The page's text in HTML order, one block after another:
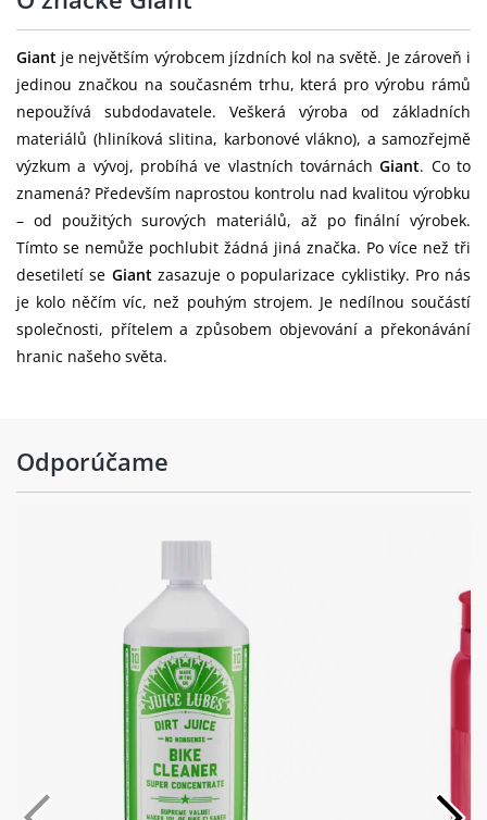
kotouče:
[R]140mm
Kazeta: SRAM Rival, 12-speed, 10x36
SRAM Rival D1
Kliky:
SRAM Rival, 33/46 XS:170mm, S:170mm,
M:172.5mm, M/L:172.5mm, L:175mm,
XL:175mm
Středové
složení:
SRAM DUB, press fit
Giant SLR 2 36 WheelSystem, [F]36mm,
Přední náboj:
12mm thru-axle [R] Giant Low Friction
Hub, 40t ratchet driver, CenterLock,
(28mm), folding
Giant je největším výrobcem jízdních kol na světě. Je zároveň i
jedinou značkou na současném trhu, která pro výrobu rámů
nepoužívá subdodavatele. Veškerá výroba od základních
materiálů (hliníková slitina, karbonové vlákno), a samozřejmě
výzkum a vývoj, probíhá ve vlastních továrnáchGiant. Co to
znamená? Především naprostou kontrolu nad kvalitou výrobku
– od použitých surových materiálů, až po finální výrobek.
Tímto se nemůže pochlubit žádná jiná značka. Po více než tři
desetiletí se Giant zasazuje o popularizace cyklistiky. Pro nás
je kolo něčím víc, než pouhým strojem. Je nedílnou součástí
společnosti, přítelem a způsobem objevování a překonávání
hranic našeho světa.
Odporúčame